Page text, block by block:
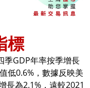
標
季GDP年率按季增長
低0.6%，數據反映美
長為2.1%，遠較2021